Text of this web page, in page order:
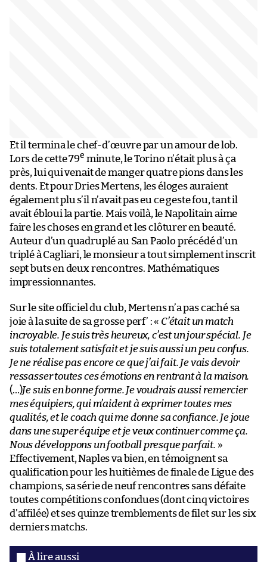
Et il termina le chef-d’œuvre par un amour de lob.
Lors de cette 79e minute, le Torino n’était plus à ça
près, lui qui venait de manger quatre pions dans les
dents. Et pour Dries Mertens, les éloges auraient
également plu s’il n’avait pas eu ce geste fou, tant il
avait ébloui la partie. Mais voilà, le Napolitain aime
faire les choses en grand et les clôturer en beauté.
Auteur d’un quadruplé au San Paolo précédé d’un
triplé à Cagliari, le monsieur a tout simplement inscrit
sept buts en deux rencontres. Mathématiques
impressionnantes.
Sur le site officiel du club, Mertens n’a pas caché sa
joie à la suite de sa grosse perf’ : « C’était un match
incroyable. Je suis très heureux, c’est un jour spécial. Je
suis totalement satisfait et je suis aussi un peu confus.
Je ne réalise pas encore ce que j’ai fait. Je vais devoir
ressasser toutes ces émotions en rentrant à la maison.
(…)Je suis en bonne forme. Je voudrais aussi remercier
mes équipiers, qui m’aident à exprimer toutes mes
qualités, et le coach qui me donne sa confiance. Je joue
dans une super équipe et je veux continuer comme ça.
Nous développons un football presque parfait. »
Effectivement, Naples va bien, en témoignent sa
qualification pour les huitièmes de finale de Ligue des
champions, sa série de neuf rencontres sans défaite
toutes compétitions confondues (dont cinq victoires
d’affilée) et ses quinze tremblements de filet sur les six
derniers matchs.